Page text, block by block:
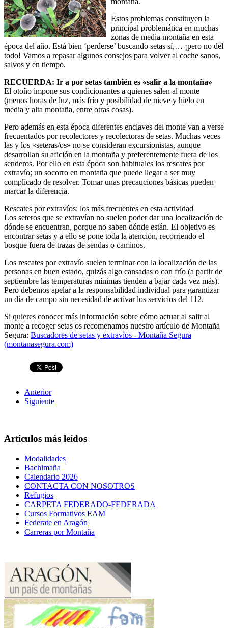
Estos problemas constituyen la
principal problemática en muchas
zonas de media montaña en esta
época del año. Está bien ‘perderse’ buscando setas sí,… ¡pero no del
todo! Vamos a repasar algunos consejos para volver al coche sanos,
salvos y en tiempo.
RECUERDA: Ir a por setas también es «salir a la montaña»
El otoño impone sus condicionantes a quienes salen al monte
(menos horas de luz, más frío y posibilidad de nieve y hielo en
media y alta montaña, entre otras cosas).
Pero además en esta época diferentes enclaves del monte van a verse
frecuentados por recolectores y recolectoras de setas. Muchas veces
las y los «seteras/os» no se consideran excursionistas, aunque
desarrollan su afición en la montaña y preferentemente fuera de los
senderos. Por ello en esta época son habituales los rescates por
extravío; un socorro en montaña que puede llegar a ser muy
complicado de resolver. Tomar unas precauciones básicas pueden
marcar la diferencia.
Rescates por extravíos: los más frecuentes en esta actividad
Los seteros que se extravían no suelen poder dar una localización de
dónde se encuentran, porque no saben dónde están. El objetivo es
encontrar setas y a ello se pone toda la atención, recorriendo el
bosque fuera de trazas de sendas o caminos.
Los rescates por extravío suelen terminar con la localización de las
personas en buen estado, quizás algo cansadas o con frío (a partir de
septiembre las temperaturas mínimas tienden a bajar cada vez más).
Pero debemos apelar a la responsabilidad individual para garantizar
un día de campo sin necesidad de activar los servicios del 112.
Si quieres conocer más información sobre cómo actuar al salir al
monte a recoger setas os recomenamos nuestro artículo de Montaña
Segura: Buscadores de setas y extravíos - Montaña Segura
(montanasegura.com)
Anterior
Siguiente
Artículos más leídos
Modalidades
Bachimaña
Calendario 2026
CONTACTA CON NOSOTROS
Refugios
CARPETA FEDERADO-FEDERADA
Cursos Formativos EAM
Federate en Aragón
Carreras por Montaña